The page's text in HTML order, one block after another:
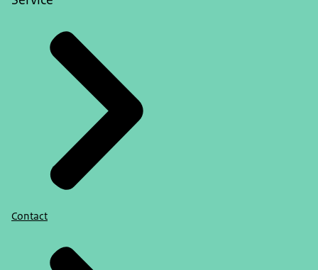
Contact